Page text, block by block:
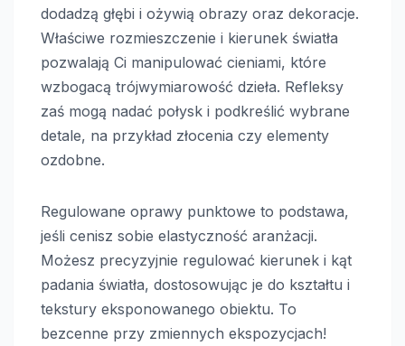
dodadzą głębi i ożywią obrazy oraz dekoracje.
Właściwe rozmieszczenie i kierunek światła
pozwalają Ci manipulować cieniami, które
wzbogacą trójwymiarowość dzieła. Refleksy
zaś mogą nadać połysk i podkreślić wybrane
detale, na przykład złocenia czy elementy
ozdobne.
Regulowane oprawy punktowe to podstawa,
jeśli cenisz sobie elastyczność aranżacji.
Możesz precyzyjnie regulować kierunek i kąt
padania światła, dostosowując je do kształtu i
tekstury eksponowanego obiektu. To
bezcenne przy zmiennych ekspozycjach!